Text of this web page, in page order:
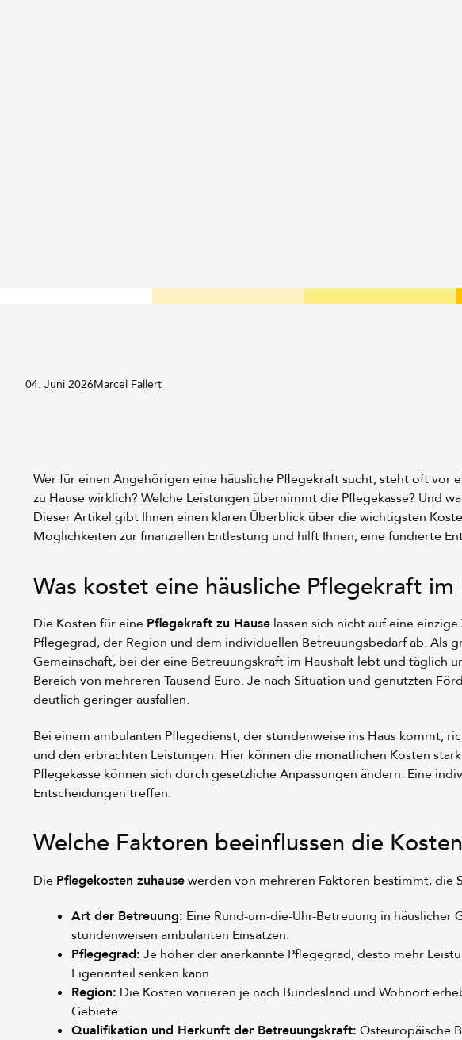
04. Juni 2026Von:
Marcel Fallert
Wer für einen Angehörigen eine häusliche Pflegekraft sucht, steht oft vor
zu Hause wirklich? Welche Leistungen übernimmt die Pflegekasse? Und
Dieser Artikel gibt Ihnen einen klaren Überblick über die wichtigsten
Möglichkeiten zur finanziellen Entlastung und hilft Ihnen, eine fundierte
Was kostet eine häusliche Pflegekraft
Die Kosten für eine Pflegekraft zu Hause lassen sich nicht auf eine
Pflegegrad, der Region und dem individuellen Betreuungsbedarf ab. Als
Gemeinschaft, bei der eine Betreuungskraft im Haushalt lebt und täglich
Bereich von mehreren Tausend Euro. Je nach Situation und genutzten
deutlich geringer ausfallen.
Bei einem ambulanten Pflegedienst, der stundenweise ins Haus kommt,
und den erbrachten Leistungen. Hier können die monatlichen Kosten
Pflegekasse können sich durch gesetzliche Anpassungen ändern. Eine
Entscheidungen treffen.
Welche Faktoren beeinflussen die
Die Pflegekosten zuhausewerden von mehreren Faktoren bestimmt, die
Art der Betreuung: Eine Rund-um-die-Uhr-Betreuung in
stundenweisen ambulanten Einsätzen.
Pflegegrad: Je höher der anerkannte Pflegegrad, desto mehr
Eigenanteil senken kann.
Region: Die Kosten variieren je nach Bundesland und Wohnort
Gebiete.
Qualifikation und Herkunft der Betreuungskraft: Osteuropäische